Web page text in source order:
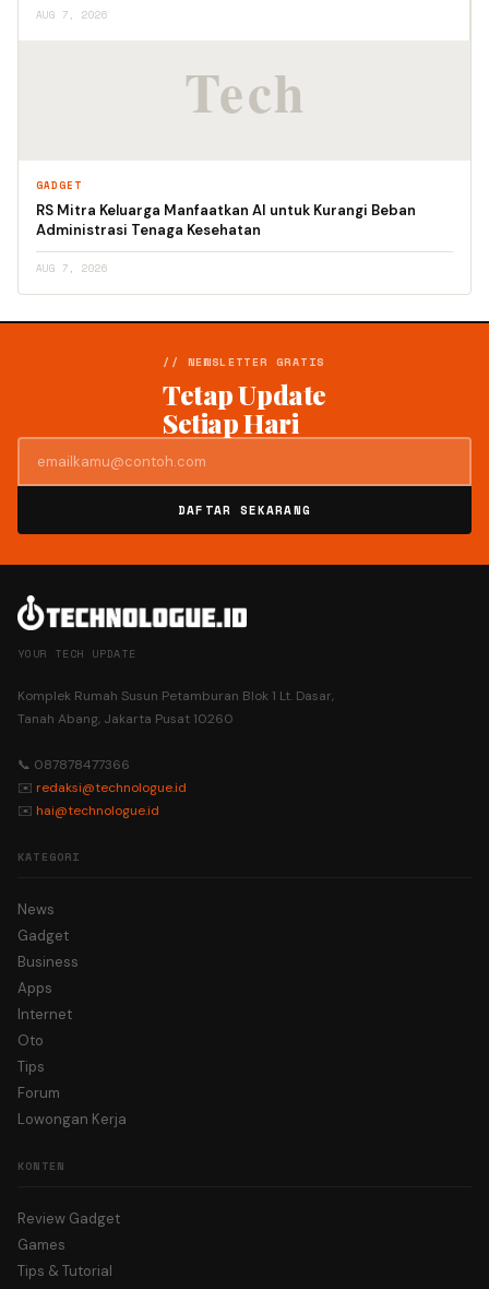
AUG 7, 2026
GADGET
RS Mitra Keluarga Manfaatkan AI untuk Kurangi Beban
Administrasi Tenaga Kesehatan
AUG 7, 2026
// NEWSLETTER GRATIS
Tetap Update
Setiap Hari
DAFTAR SEKARANG
YOUR TECH UPDATE
Komplek Rumah Susun Petamburan Blok 1 Lt. Dasar,
Tanah Abang, Jakarta Pusat 10260
📞 087878477366
✉️ redaksi@technologue.id
✉️ hai@technologue.id
KATEGORI
News
Gadget
Business
Apps
Internet
Oto
Tips
Forum
Lowongan Kerja
KONTEN
Review Gadget
Games
Tips & Tutorial